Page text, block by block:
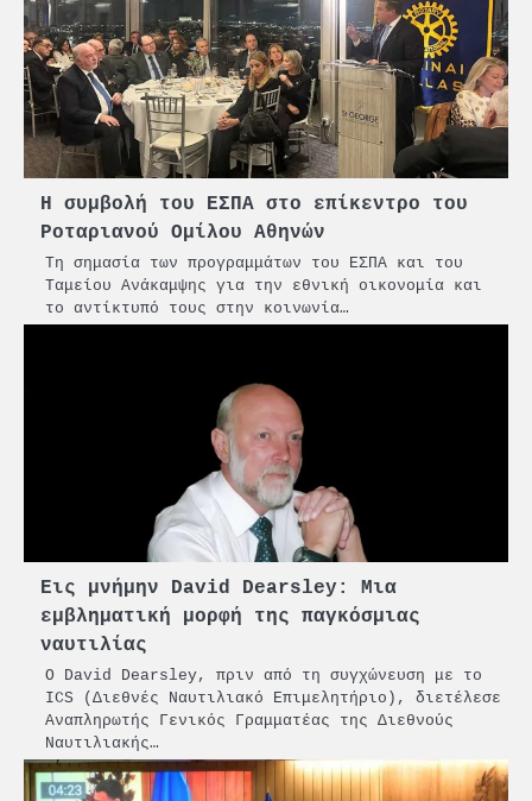
Η συμβολή του ΕΣΠΑ στο επίκεντρο του
Ροταριανού Ομίλου Αθηνών
Τη σημασία των προγραμμάτων του ΕΣΠΑ και του
Ταμείου Ανάκαμψης για την εθνική οικονομία και
το αντίκτυπό τους στην κοινωνία…
Εις μνήμην David Dearsley: Μια
εμβληματική μορφή της παγκόσμιας
ναυτιλίας
Ο David Dearsley, πριν από τη συγχώνευση με το
ICS (Διεθνές Ναυτιλιακό Επιμελητήριο), διετέλεσε
Αναπληρωτής Γενικός Γραμματέας της Διεθνούς
Ναυτιλιακής…